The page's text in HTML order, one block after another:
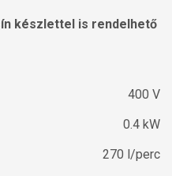
készlettel is rendelhető
400 V
0.4 kW
270 l/perc